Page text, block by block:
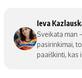
Ieva
Sveikata man
pasirinkimai,
paaiškinti, kas